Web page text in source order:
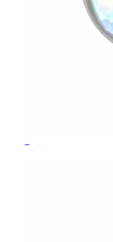
Tragus